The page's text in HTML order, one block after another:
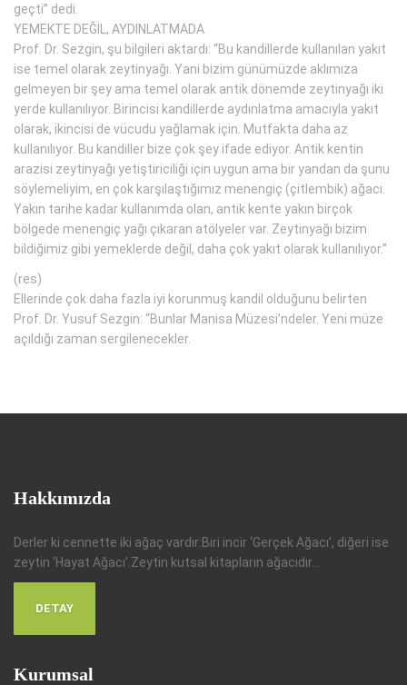
geçti” dedi.
YEMEKTE DEĞİL, AYDINLATMADA
Prof. Dr. Sezgin, şu bilgileri aktardı: “Bu kandillerde kullanılan yakıt
ise temel olarak zeytinyağı. Yani bizim günümüzde aklımıza
gelmeyen bir şey ama temel olarak antik dönemde zeytinyağı iki
yerde kullanılıyor. Birincisi kandillerde aydınlatma amacıyla yakıt
olarak, ikincisi de vücudu yağlamak için. Mutfakta daha az
kullanılıyor. Bu kandiller bize çok şey ifade ediyor. Antik kentin
arazisi zeytinyağı yetiştiriciliği için uygun ama bir yandan da şunu
söylemeliyim, en çok karşılaştığımız menengiç (çitlembik) ağacı.
Yakın tarihe kadar kullanımda olan, antik kente yakın birçok
bölgede menengiç yağı çıkaran atölyeler var. Zeytinyağı bizim
bildiğimiz gibi yemeklerde değil, daha çok yakıt olarak kullanılıyor.”
(res)
Ellerinde çok daha fazla iyi korunmuş kandil olduğunu belirten
Prof. Dr. Yusuf Sezgin: “Bunlar Manisa Müzesi’ndeler. Yeni müze
açıldığı zaman sergilenecekler.
Hakkımızda
Derler ki cennette iki ağaç vardır:Biri incir ‘Gerçek Ağacı’, diğeri ise
zeytin ‘Hayat Ağacı’.Zeytin kutsal kitapların ağacıdır...
DETAY
Kurumsal